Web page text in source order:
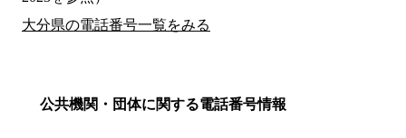
大分県の電話番号一覧をみる
公共機関・団体に関する電話番号情報